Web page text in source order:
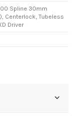
Spline 30mm
Centerlock, Tubeless
Driver